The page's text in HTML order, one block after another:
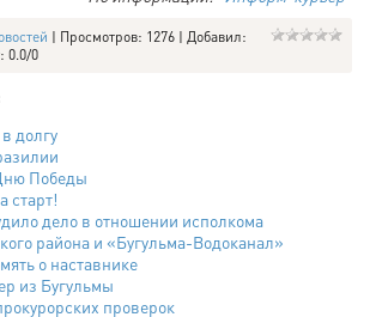
| Просмотров: 1276 | Добавил:
: 0.0/0
долгу
Победы
старт!
дело в отношении исполкома
района и «Бугульма-Водоканал»
о наставнике
из Бугульмы
проверок